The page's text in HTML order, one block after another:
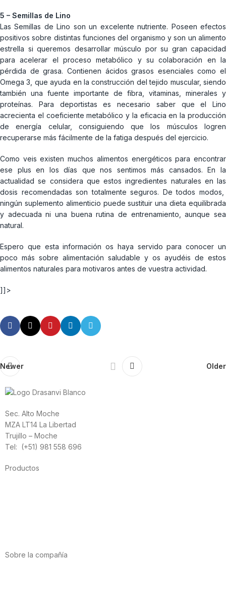
5 – Semillas de Lino
Las Semillas de Lino son un excelente nutriente. Poseen efectos
positivos sobre distintas funciones del organismo y son un alimento
estrella si queremos desarrollar músculo por su gran capacidad
para acelerar el proceso metabólico y su colaboración en la
pérdida de grasa. Contienen ácidos grasos esenciales como el
Omega 3, que ayuda en la construcción del tejido muscular, siendo
también una fuente importante de fibra, vitaminas, minerales y
proteínas. Para deportistas es necesario saber que el Lino
acrecienta el coeficiente metabólico y la eficacia en la producción
de energía celular, consiguiendo que los músculos logren
recuperarse más fácilmente de la fatiga después del ejercicio.
Como veis existen muchos alimentos energéticos para encontrar
ese plus en los días que nos sentimos más cansados. En la
actualidad se considera que estos ingredientes naturales en las
dosis recomendadas son totalmente seguros. De todos modos,
ningún suplemento alimenticio puede sustituir una dieta equilibrada
y adecuada ni una buena rutina de entrenamiento, aunque sea
natural.
Espero que esta información os haya servido para conocer un
poco más sobre alimentación saludable y os ayudéis de estos
alimentos naturales para motivaros antes de vuestra actividad.
]]>
Newer Older
Sec. Alto Moche
MZA LT14 La Libertad
Trujillo – Moche
Tel: (+51) 981 558 696
Productos
Sobre la compañía